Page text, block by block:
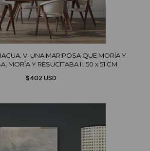
VI UNA MARIPOSA QUE MORÍA Y
MORÍA Y RESUCITABA II. 50 x 51 CM
$402 USD